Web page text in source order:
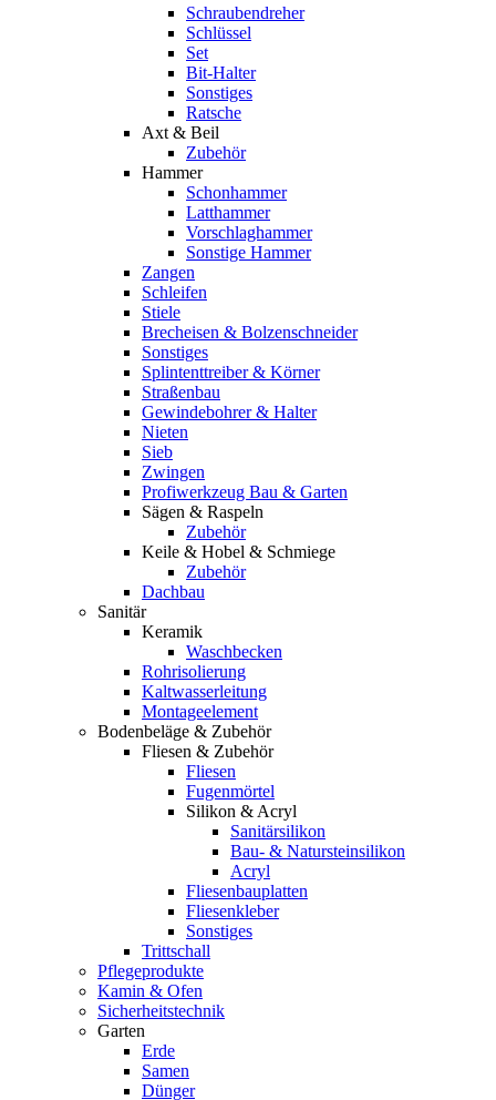
Schraubendreher
Schlüssel
Set
Bit-Halter
Sonstiges
Ratsche
Axt & Beil
Zubehör
Hammer
Schonhammer
Latthammer
Vorschlaghammer
Sonstige Hammer
Zangen
Schleifen
Stiele
Brecheisen & Bolzenschneider
Sonstiges
Splintenttreiber & Körner
Straßenbau
Gewindebohrer & Halter
Nieten
Sieb
Zwingen
Profiwerkzeug Bau & Garten
Sägen & Raspeln
Zubehör
Keile & Hobel & Schmiege
Zubehör
Dachbau
Sanitär
Keramik
Waschbecken
Rohrisolierung
Kaltwasserleitung
Montageelement
Bodenbeläge & Zubehör
Fliesen & Zubehör
Fliesen
Fugenmörtel
Silikon & Acryl
Sanitärsilikon
Bau- & Natursteinsilikon
Acryl
Fliesenbauplatten
Fliesenkleber
Sonstiges
Trittschall
Pflegeprodukte
Kamin & Ofen
Sicherheitstechnik
Garten
Erde
Samen
Dünger